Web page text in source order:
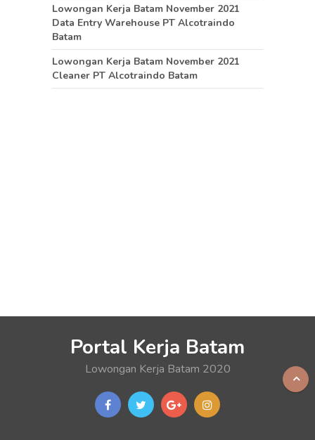
Lowongan Kerja Batam November 2021
Data Entry Warehouse PT Alcotraindo
Batam
Lowongan Kerja Batam November 2021
Cleaner PT Alcotraindo Batam
Portal Kerja Batam
Lowongan Kerja Batam 2020